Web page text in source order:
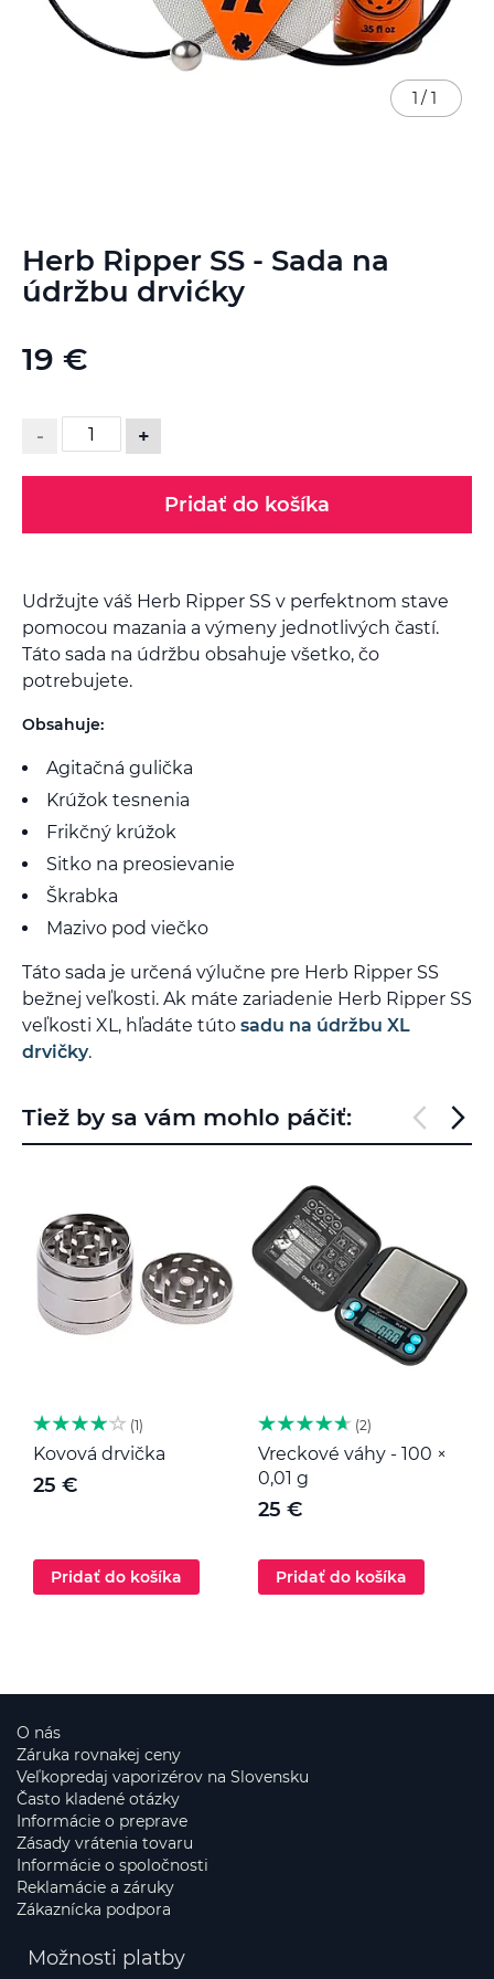
Herb Ripper SS - Sada na
údržbu drvićky
19 €
- +
Pridať do košíka
Udržujte váš Herb Ripper SS v perfektnom stave
pomocou mazania a výmeny jednotlivých častí.
Táto sada na údržbu obsahuje všetko, čo
potrebujete.
Obsahuje:
Agitačná gulička
Krúžok tesnenia
Frikčný krúžok
Sitko na preosievanie
Škrabka
Mazivo pod viečko
Táto sada je určená výlučne pre Herb Ripper SS
bežnej veľkosti. Ak máte zariadenie Herb Ripper SS
veľkosti XL, hľadáte túto sadu na údržbu XL
drvičky.
1 / 1
na
začiatok
galérie
Tiež by sa vám mohlo páčiť:
1
Kovová drvička
25 €
Pridať do košíka
2
Vreckové váhy - 100 ×
0,01 g
25 €
Pridať do košíka
O nás
Záruka rovnakej ceny
Veľkopredaj vaporizérov na Slovensku
Často kladené otázky
Informácie o preprave
Zásady vrátenia tovaru
Informácie o spoločnosti
Reklamácie a záruky
Zákaznícka podpora
Možnosti platby